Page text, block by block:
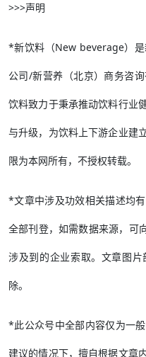
>>>声明
*新饮料（New beverage）
公司/新营养（北京）商务咨
饮料致力于秉承推动饮料行业
与升级，为饮料上下游企业建
限为本网所有，不授权转载。
*文章中涉及功效相关描述均
全部刊登，如需数据来源，可
涉及到的企业索取。文章图
除。
*此公众号中全部内容仅为一
建议的情况下，擅自根据文章